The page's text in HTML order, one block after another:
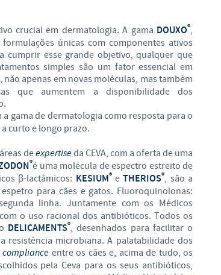
crucial em dermatologia. A gama DOUXO®,
únicas com componentes ativos
cumprir esse grande objetivo, qualquer que
simples são um fator essencial em
não apenas em novas moléculas, mas também
que aumentem a disponibilidade dos
gama de dermatologia como resposta para o
curto e longo prazo.
deexpertiseda CEVA, com a oferta de uma
®é uma molécula de espectro estreito de
β-lactâmicos: KESIUM®eTHERIOS®, são a
para cães e gatos. Fluoroquinolonas:
linha. Juntamente com os Médicos
o uso racional dos antibióticos. Todos os
DELICAMENTS®, desenhados para facilitar o
resistência microbiana. A palatabilidade dos
compliance entre os cães e, acima de tudo, os
pela Ceva para os seus antibióticos,